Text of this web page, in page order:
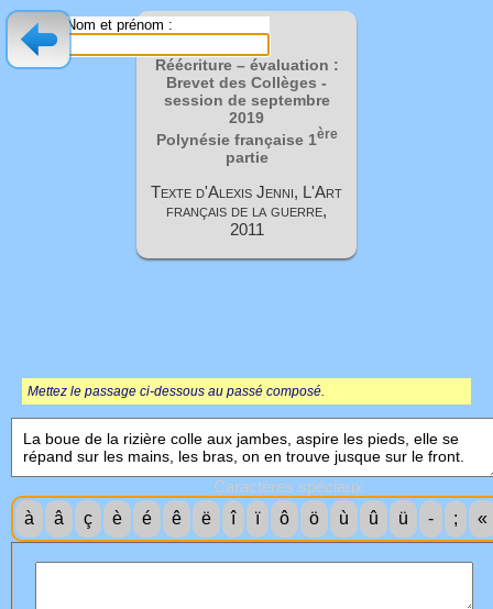
Nom et prénom :
Réécriture – évaluation :
Brevet des Collèges -
session de septembre
2019
Polynésie française 1ère
partie
Texte d'Alexis Jenni, L'Art
français de la guerre,
2011
Mettez le passage ci-dessous au passé composé.
Caractères spéciaux
à
â ç è é ê ë î ï ô ö ù û ü - ; «